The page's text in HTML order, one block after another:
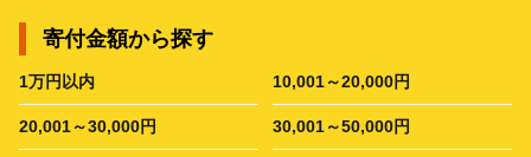
寄付金額から探す
1万円以内 10,001～20,000円
20,001～30,000円 30,001～50,000円